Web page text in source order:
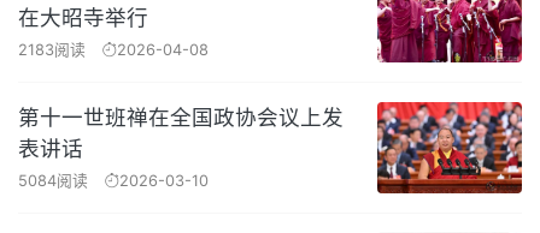
在大昭寺举行
2183阅读 2026-04-08
第十一世班禅在全国政协会议上发
表讲话
5084阅读 2026-03-10